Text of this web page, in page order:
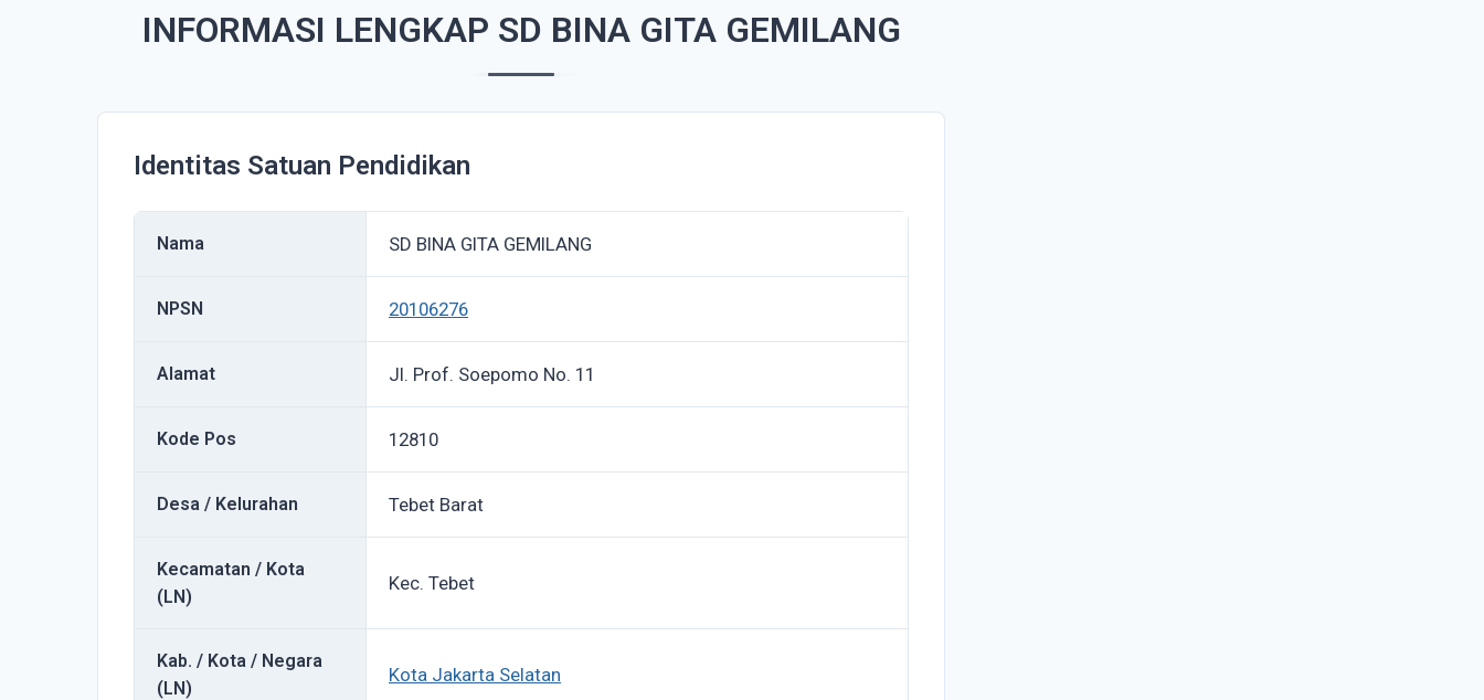
INFORMASI LENGKAP SD BINA GITA GEMILANG
Identitas Satuan Pendidikan
Nama SD BINA GITA GEMILANG
NPSN 20106276
Alamat Jl. Prof. Soepomo No. 11
Kode Pos 12810
Desa / Kelurahan Tebet Barat
Kecamatan / Kota
(LN)
Kec. Tebet
Kab. / Kota / Negara
(LN)
Kota Jakarta Selatan